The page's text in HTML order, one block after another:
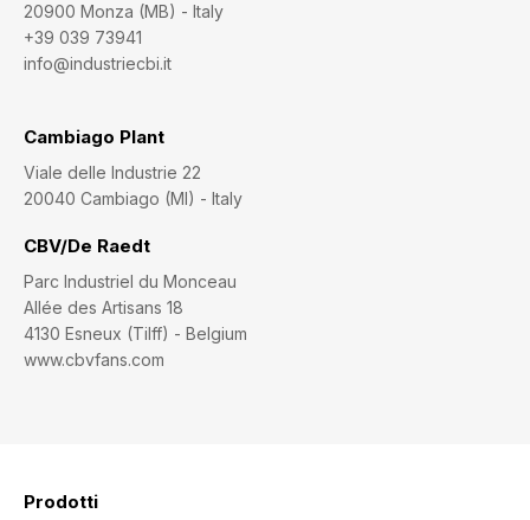
20900 Monza (MB) - Italy
+39 039 73941
info@industriecbi.it
Cambiago Plant
Viale delle Industrie 22
20040 Cambiago (MI) - Italy
CBV/De Raedt
Parc Industriel du Monceau
Allée des Artisans 18
4130 Esneux (Tilff) - Belgium
www.cbvfans.com
Prodotti